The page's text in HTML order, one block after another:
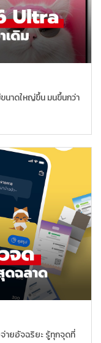
นาดใหญ่ขึ้น มนขึ้นกว่า
ายอัจฉริยะ รู้ทุกจุดที่